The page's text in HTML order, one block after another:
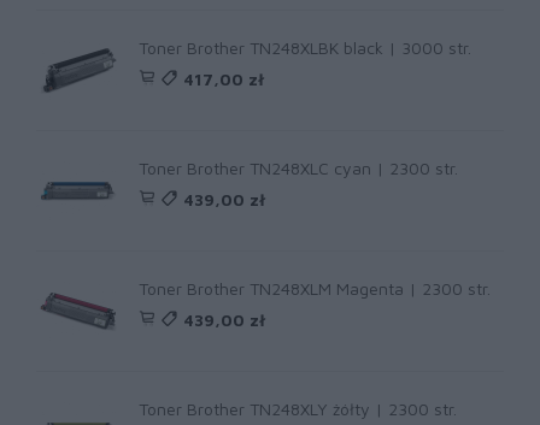
Toner Brother TN248XLBK black | 3000 str.
417,00 zł
Toner Brother TN248XLC cyan | 2300 str.
439,00 zł
Toner Brother TN248XLM Magenta | 2300 str.
439,00 zł
Toner Brother TN248XLY żółty | 2300 str.